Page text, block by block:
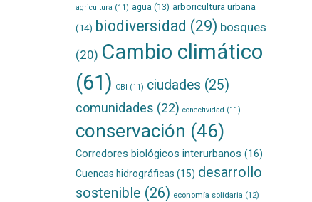
agricultura (11) agua (13) arboricultura urbana
(14) biodiversidad (29) bosques
(20) Cambio climático
(61) CBI (11) ciudades (25)
comunidades (22) conectividad (11)
conservación (46)
Corredores biológicos interurbanos (16)
Cuencas hidrográficas (15) desarrollo
sostenible (26) economía solidaria (12)